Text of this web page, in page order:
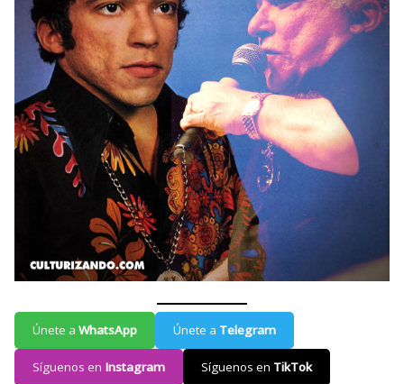
Únete a WhatsApp Únete a Telegram
Síguenos en Instagram Síguenos en TikTok